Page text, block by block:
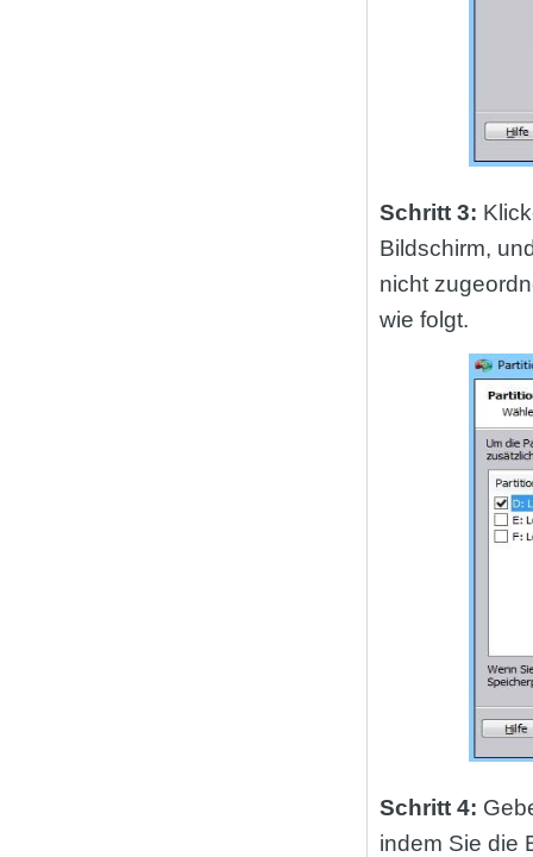
Schritt 3:
Bildschirm,
nicht
wie folgt.
Schritt 4:
indem Sie die